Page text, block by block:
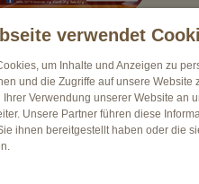
verwendet
um Inhalte und Anzeigen zu
und die Zugriffe auf unsere Website
Ihrer Verwendung unserer Website an
Unsere Partner führen diese
ihnen bereitgestellt haben oder die